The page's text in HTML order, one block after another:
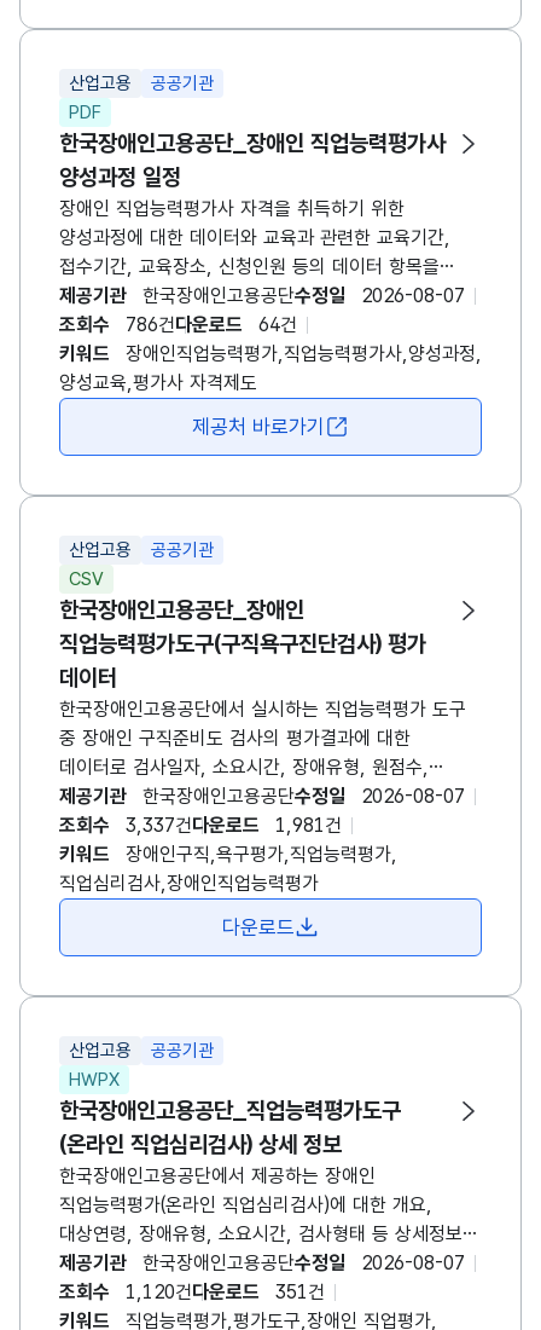
등을 실시하여 체계적인 직업훈련을 통한 성공적인
산업고용
공공기관
PDF
한국장애인고용공단_장애인 직업능력평가사
양성과정 일정
장애인 직업능력평가사 자격을 취득하기 위한
양성과정에 대한 데이터와 교육과 관련한 교육기간,
접수기간, 교육장소, 신청인원 등의 데이터 항목을
포함합니다. 교육운영 방식에 따라 교육기간 및 방법 등
해당 데이터는 매년 상이할 수 있으며, 연 1회 모집시
(4~5월경) 데이터가 갱신됩니다. [장애인
직업능력평가사 양성과정 개요] - 대상자: 재활,
특수교육, 심리, 작업치료, 물리치료, 사회복지 관련
분야 학사 이상의 학위 소지자 - 교육과목: 5과목(세부
자세한 사항은 매년 게시되는 공지사항에서 확인하시기
제공기관 한국장애인고용공단수정일
2026-08-07
조회수
786건다운로드
64건
키워드
장애인직업능력평가,직업능력평가사,양성과정,
양성교육,평가사 자격제도
새창 열림
제공처 바로가기
산업고용
공공기관
CSV
한국장애인고용공단_장애인
직업능력평가도구(구직욕구진단검사) 평가
데이터
한국장애인고용공단에서 실시하는 직업능력평가 도구
중 장애인 구직준비도 검사의 평가결과에 대한
데이터로 검사일자, 소요시간, 장애유형, 원점수,
백분위점수 등에 대한 정보를 제공합니다. * 장애인
구직준비도 검사: 기존 장애인 구직욕구진단검사의
측정 영역 및 문항을 보완하여 개정한 검사로 구직을
희망하는 장애인에게 고용서비스를 제공하기 전
구직욕구가 어느 정도인지 확인하기 위해 실시하는
검사입니다. 구직 장애인의 구직욕구 수준, 보완할 영역
이루어질 수 있도록 지원합니다.
제공기관 한국장애인고용공단수정일
2026-08-07
조회수
3,337건다운로드
1,981건
키워드
장애인구직,욕구평가,직업능력평가,
직업심리검사,장애인직업능력평가
다운로드
산업고용
공공기관
HWPX
한국장애인고용공단_직업능력평가도구
(온라인 직업심리검사) 상세 정보
한국장애인고용공단에서 제공하는 장애인
직업능력평가(온라인 직업심리검사)에 대한 개요,
대상연령, 장애유형, 소요시간, 검사형태 등 상세정보
제공 * 온라인 직업심리검사: 오프라인(면대면)
형태로만 실시하던 검사를 시간과 공간의 제약 없이
활용할 수 있도록 온라인 형태로 구현한 검사입니다.
제공기관 한국장애인고용공단수정일
2026-08-07
조회수
1,120건다운로드
351건
키워드
직업능력평가,평가도구,장애인 직업평가,